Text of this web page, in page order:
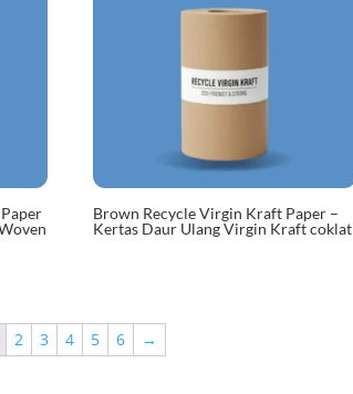
Brown Recycle Virgin Kraft Paper –
Kertas Daur Ulang Virgin Kraft coklat
2 3 4 5 6 →